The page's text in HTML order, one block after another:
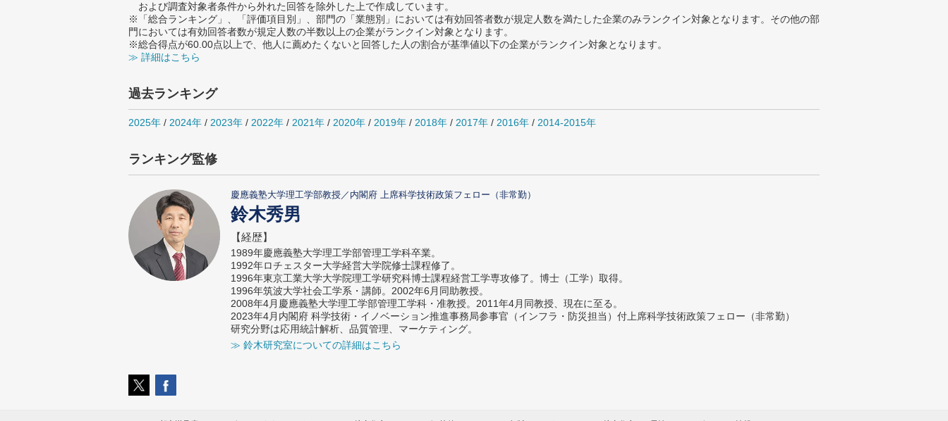
および調査対象者条件から外れた回答を除外した上で作成しています。
※「総合ランキング」、「評価項目別」、部門の「業態別」においては有効回答者数が規定人数を満たした企業のみランクイン対象となります。その他の部
門においては有効回答者数が規定人数の半数以上の企業がランクイン対象となります。
※総合得点が60.00点以上で、他人に薦めたくないと回答した人の割合が基準値以下の企業がランクイン対象となります。
≫ 詳細はこちら
過去ランキング
2025年 / 2024年 / 2023年 / 2022年 / 2021年 / 2020年 / 2019年 / 2018年 / 2017年 / 2016年 / 2014-2015年
ランキング監修
慶應義塾大学理工学部教授／内閣府 上席科学技術政策フェロー（非常勤）
鈴木秀男
【経歴】
1989年慶應義塾大学理工学部管理工学科卒業。
1992年ロチェスター大学経営大学院修士課程修了。
1996年東京工業大学大学院理工学研究科博士課程経営工学専攻修了。博士（工学）取得。
1996年筑波大学社会工学系・講師。2002年6月同助教授。
2008年4月慶應義塾大学理工学部管理工学科・准教授。2011年4月同教授、現在に至る。
2023年4月内閣府 科学技術・イノベーション推進事務局参事官（インフラ・防災担当）付上席科学技術政策フェロー（非常勤）
研究分野は応用統計解析、品質管理、マーケティング。
≫ 鈴木研究室についての詳細はこちら